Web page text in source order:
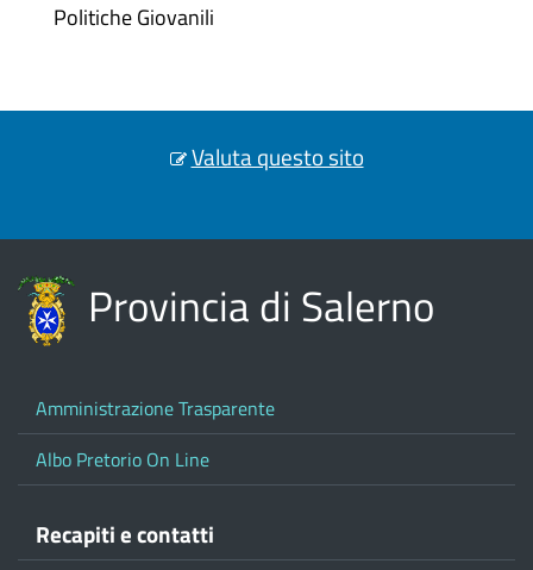
Politiche Giovanili
Valuta questo sito
Provincia di Salerno
Amministrazione Trasparente
Albo Pretorio On Line
Recapiti e contatti